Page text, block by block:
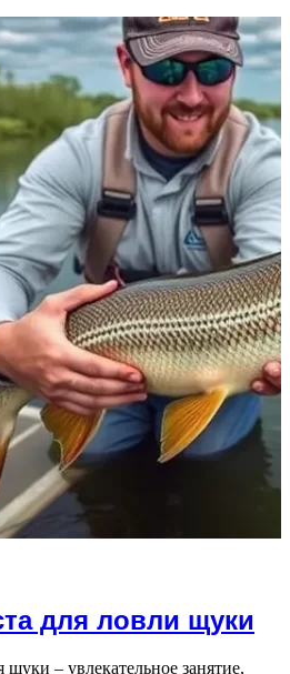
для ловли щуки
– увлекательное занятие,